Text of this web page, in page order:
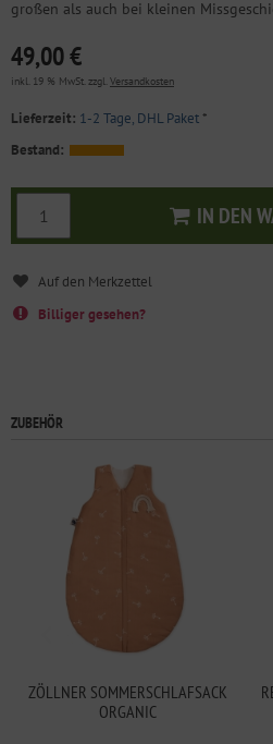
großen als auch bei kleinen
49,00 €
inkl. 19 % MwSt. zzgl. Versandkosten
Lieferzeit: 1-2 Tage, DHL Paket*
Bestand:
IN DEN
In den
Billiger gesehen?
ZUBEHÖR
ZÖLLNER SOMMERSCHLAFSACK
ORGANIC